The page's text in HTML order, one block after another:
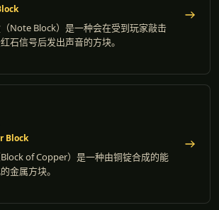
Note Block）是一种会在受到玩家敲击
石信号后发出声音的方块。
Block
of Copper）是一种由铜锭合成的能
金属方块。